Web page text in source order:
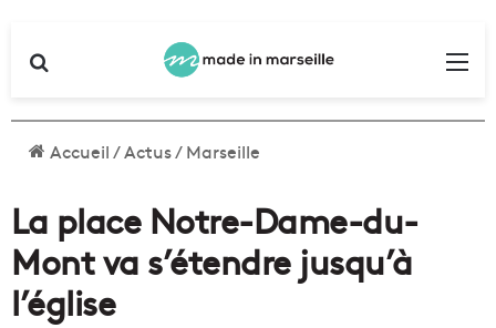
Accueil/Actus/Marseille
La place Notre-Dame-du-
Mont va s’étendre jusqu’à
l’église